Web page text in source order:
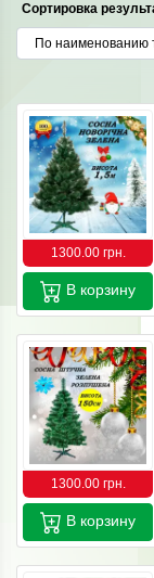
Сортировка
1300.00 грн.
В корзину
1300.00 грн.
В корзину